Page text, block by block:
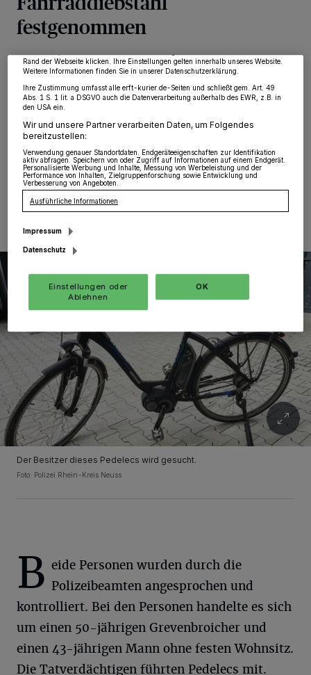
festgenommen
Gustorf·In der Nacht zu Montag befuhren zivile
Polizeibeamte die Ortslage Gustorf in Grevenbroich.
Dabei stellten sie gegen 00.45 Uhr zwei männliche
Personen auf Fahrrädern fest, die sich bei Erblicken des
verstecken wollten.
25.10.2022 , 14:37 Uhr Eine Minute Lesezeit
Der Besitzer dieses Pedelecs wird gesucht.
Foto: Polizei Rhein-Kreis Neuss
B eide Personen wurden durch die
Polizeibeamten angesprochen und
kontrolliert. Bei den Personen handelte es sich
um einen 50-jährigen Grevenbroicher und
einen 43-jährigen Mann ohne festen Wohnsitz.
Die Tatverdächtigen führten Pedelecs mit.
von OK aktivieren Sie Tracking-Technologien für die unter „Wir und unsere
Zwecke. Wenn Tracker deaktiviert sind, sind manche Inhalte und Anzeigen
möglicherweise nicht mehr so relevant für Sie. Sie können dieses Menü jederzeit
Rand der Webseite klicken. Ihre Einstellungen gelten innerhalb unseres Website.
Weitere Informationen finden Sie in unserer Datenschutzerklärung.
Ihre Zustimmung umfasst alle erft-kurier.de-Seiten und schließt gem. Art. 49
Abs. 1 S. 1 lit. a DSGVO auch die Datenverarbeitung außerhalb des EWR, z.B. in
den USA ein.
Wir und unsere Partner verarbeiten Daten, um Folgendes
bereitzustellen:
Verwendung genauer Standortdaten. Endgeräteeigenschaften zur Identifikation
aktiv abfragen. Speichern von oder Zugriff auf Informationen auf einem Endgerät.
Personalisierte Werbung und Inhalte, Messung von Werbeleistung und der
Performance von Inhalten, Zielgruppenforschung sowie Entwicklung und
Verbesserung von Angeboten.
Ausführliche Informationen
Impressum
Datenschutz
Einstellungen oder
Ablehnen
OK